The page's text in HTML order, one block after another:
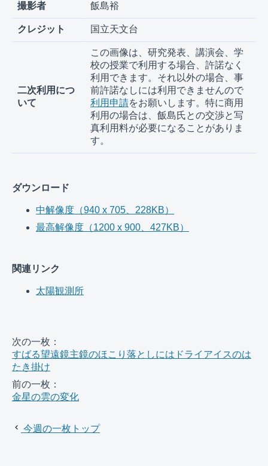
撮影者 飯島裕
クレジット 国立天文台
二次利用につ
いて
この画像は、研究発表、講演会、学
校の授業で利用する場合、許諾なく
利用できます。それ以外の場合、事
前許諾なしには利用できませんので
利用申請をお願いします。特に商用
利用の場合は、飯島氏との交渉と写
真利用料が必要になることがありま
す。
ダウンロード
中解像度（940 x 705、228KB）
最高解像度（1200 x 900、427KB）
関連リンク
太陽観測所
次の一枚：
すばる望遠鏡主鏡のほこり落としにはドライアイスのは
たき掛け
前の一枚：
金星の雲の変化
今週の一枚トップ